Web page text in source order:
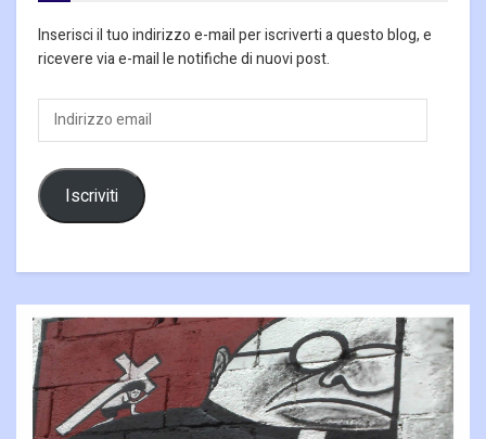
Inserisci il tuo indirizzo e-mail per iscriverti a questo blog, e
ricevere via e-mail le notifiche di nuovi post.
Indirizzo
email
Iscriviti